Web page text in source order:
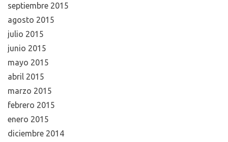
septiembre 2015
agosto 2015
julio 2015
junio 2015
mayo 2015
abril 2015
marzo 2015
febrero 2015
enero 2015
diciembre 2014